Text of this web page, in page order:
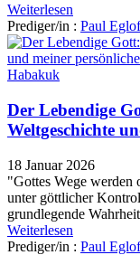
Weiterlesen
Prediger/in : Paul
Habakuk
Der Lebendige
Weltgeschichte
18 Januar 2026
"Gottes Wege werden
unter göttlicher
grundlegende
Weiterlesen
Prediger/in : Paul